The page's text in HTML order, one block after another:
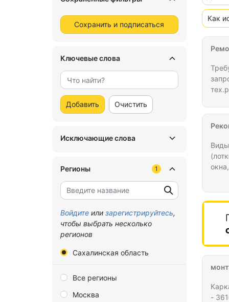
Сохранить и подписаться
Ключевые слова
Добавить Очистить
Исключающие слова
Регионы 1
Войдите или зарегистрируйтесь,
чтобы выбрать несколько
регионов
Сахалинская область
Все регионы
Москва
Как
16.
-